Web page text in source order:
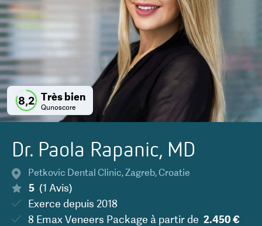
8,2 Très bien
Qunoscore
Dr. Paola Rapanic, MD
Petkovic Dental Clinic,Zagreb,Croatie
5 (1 Avis)
Exerce depuis 2018
8 Emax Veneers Package à partir de 2.450 €